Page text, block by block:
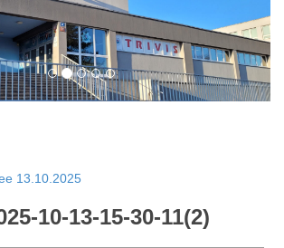
13.10.2025
10-13-15-30-11(2)